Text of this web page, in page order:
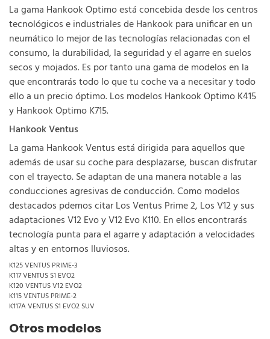
La gama Hankook Optimo está concebida desde los centros
tecnológicos e industriales de Hankook para unificar en un
neumático lo mejor de las tecnologías relacionadas con el
consumo, la durabilidad, la seguridad y el agarre en suelos
secos y mojados. Es por tanto una gama de modelos en la
que encontrarás todo lo que tu coche va a necesitar y todo
ello a un precio óptimo. Los modelos Hankook Optimo K415
y Hankook Optimo K715.
Hankook Ventus
La gama Hankook Ventus está dirigida para aquellos que
además de usar su coche para desplazarse, buscan disfrutar
con el trayecto. Se adaptan de una manera notable a las
conducciones agresivas de conducción. Como modelos
destacados pdemos citar Los Ventus Prime 2, Los V12 y sus
adaptaciones V12 Evo y V12 Evo K110. En ellos encontrarás
tecnología punta para el agarre y adaptación a velocidades
altas y en entornos lluviosos.
K125 VENTUS PRIME-3
K117 VENTUS S1 EVO2
K120 VENTUS V12 EVO2
K115 VENTUS PRIME-2
K117A VENTUS S1 EVO2 SUV
Otros modelos